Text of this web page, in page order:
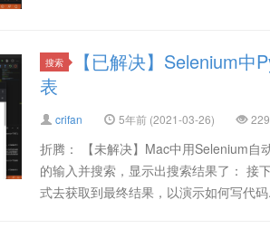
搜索
【已解决】Selenium
表
crifan 5年前 (2021-03-26)
折腾： 【未解决】Mac中用Selenium自
的输入并搜索，显示出搜索结果了： 接
式去获取到最终结果，以演示如何写代